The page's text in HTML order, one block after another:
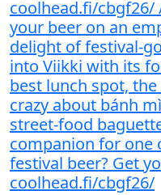
coolhead.fi/cbgf26/
your beer on an
delight of festival-
into Viikki with its
best lunch spot,
crazy about bánh
street-food
companion for one
festival beer? Get
coolhead.fi/cbgf26/